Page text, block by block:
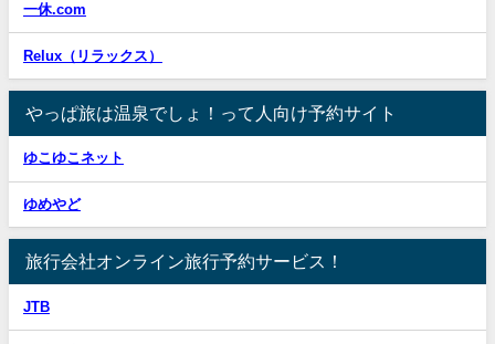
一休.com
Relux（リラックス）
やっぱ旅は温泉でしょ！って人向け予約サイト
ゆこゆこネット
ゆめやど
旅行会社オンライン旅行予約サービス！
JTB